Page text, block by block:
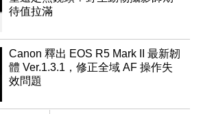
待值拉滿
Canon 釋出 EOS R5 Mark II 最新韌
體 Ver.1.3.1，修正全域 AF 操作失
效問題